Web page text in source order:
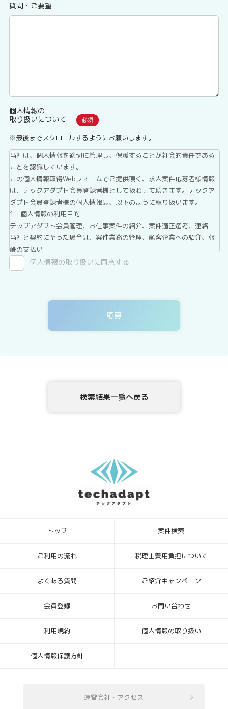
質問・ご要望
個人情報の
取り扱いについて
※最後までスクロールするようにお願いします。
当社は、個人情報を適切に管理し、保護することが社会的責任である
ことを認識しています。
この個人情報取得Webフォームでご提供頂く、求人案件応募者様情報
は、テックアダプト会員登録者様として扱わせて頂きます。テックア
ダプト会員登録者様の個人情報は、以下のように取り扱います。
1．個人情報の利用目的
テップアダプト会員管理、お仕事案件の紹介、案件適正選考、連絡
当社と契約に至った場合は、案件業務の管理、顧客企業への紹介、報
酬の支払い
2．第三者提供について
テックアダプト会員登録者情報は、法令に基づく場合、委託する場合
ィングサービス事業者等に委託する場合がありますが、委託先につい
ては、当社が運用する個人情報保護マネジメントシステムにより管理
者提供記録の開示を、当社に申し出ることができます。ご請求方法
テックアダプト会員登録者様が、当社に個人情報を提供されるかどう
かは、任意によるものです。ただし、必要な情報をご提供いただけな
い場合、上記1.の利用目的の達成に支障がでる場合があります。
6．本Webサイトへアクセスしたことを契機として機械的に取得される
[お問合せ・苦情相談窓口]
〒104-0032 東京都中央区八丁堀4丁目1番3号 宝町TATUMIビル 2F
TEL ： 03-6683-8664 FAX ： 03-6683-8665
個人情報の取り扱いに同意する
検索結果一覧へ戻る
トップ 案件検索
ご利用の流れ 税理士費用負担について
よくある質問 ご紹介キャンペーン
会員登録 お問い合わせ
利用規約 個人情報の取り扱い
個人情報保護方針
運営会社・アクセス